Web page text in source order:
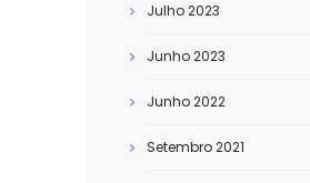
Julho 2023
Junho 2023
Junho 2022
Setembro 2021